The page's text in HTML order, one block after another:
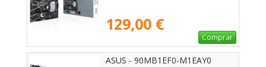
129,00 €
Comprar
ASUS - 90MB1EF0-M1EAY0